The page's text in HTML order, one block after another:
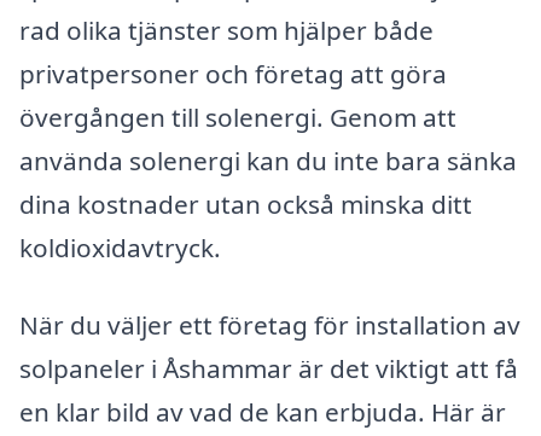
rad olika tjänster som hjälper både
privatpersoner och företag att göra
övergången till solenergi. Genom att
använda solenergi kan du inte bara sänka
dina kostnader utan också minska ditt
koldioxidavtryck.
När du väljer ett företag för installation av
solpaneler i Åshammar är det viktigt att få
en klar bild av vad de kan erbjuda. Här är